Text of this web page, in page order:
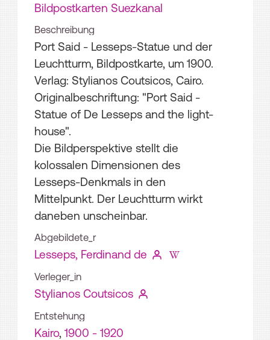
Bildpostkarten Suezkanal
Beschreibung
Port Said - Lesseps-Statue und der
Leuchtturm, Bildpostkarte, um 1900.
Verlag: Stylianos Coutsicos, Cairo.
Originalbeschriftung: "Port Said -
Statue of De Lesseps and the light-
house".
Die Bildperspektive stellt die
kolossalen Dimensionen des
Lesseps-Denkmals in den
Mittelpunkt. Der Leuchtturm wirkt
daneben unscheinbar.
Abgebildete_r
Lesseps, Ferdinand de
Verleger_in
Stylianos Coutsicos
Entstehung
Kairo, 1900 - 1920